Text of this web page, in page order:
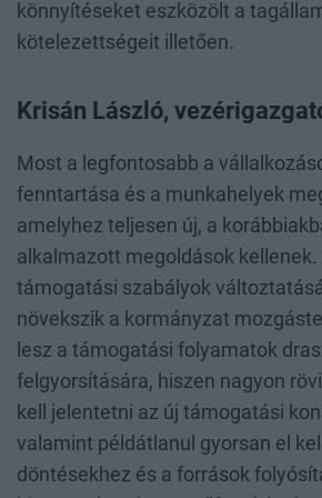
könnyítéseket eszközölt a
kötelezettségeit illetően.
Krisán László,
Most a legfontosabb a
fenntartása és a munkahelyek
amelyhez teljesen új, a
alkalmazott megoldások kellenek.
támogatási szabályok
növekszik a kormányzat
lesz a támogatási folyamatok
felgyorsítására, hiszen nagyon
kell jelentetni az új támogatási
valamint példátlanul gyorsan el
döntésekhez és a források